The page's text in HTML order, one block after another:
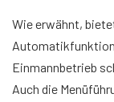
Wie erwähnt,
Einmannbetrieb
Auch die